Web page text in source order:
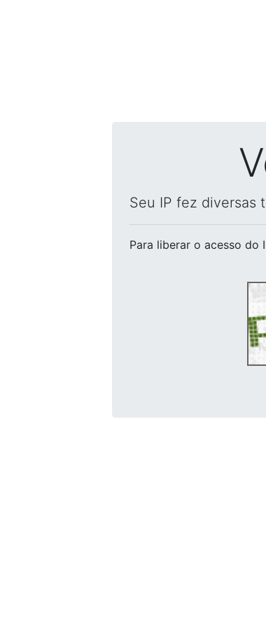
Seu IP fez diversas
Para liberar o acesso do